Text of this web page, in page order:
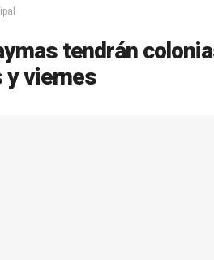
tendrán
y viernes